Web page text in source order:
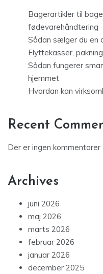
Bagerartikler til
fødevarehåndtering
Sådan sælger du en
Flyttekasser,
Sådan fungerer
hjemmet
Hvordan kan
Recent
Der er ingen kommentarer
Archives
juni 2026
maj 2026
marts 2026
februar 2026
januar 2026
december 2025